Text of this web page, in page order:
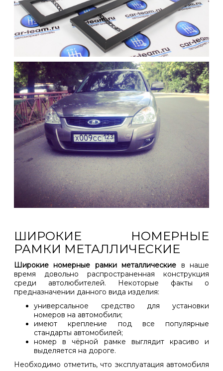
ШИРОКИЕ НОМЕРНЫЕ
РАМКИ МЕТАЛЛИЧЕСКИЕ
Широкие номерные рамки металлические в наше
время довольно распространенная конструкция
среди автолюбителей. Некоторые факты о
предназначении данного вида изделия:
универсальное средство для установки
номеров на автомобили;
имеют крепление под все популярные
стандарты автомобилей;
номер в чёрной рамке выглядит красиво и
выделяется на дороге.
Необходимо отметить, что эксплуатация автомобиля